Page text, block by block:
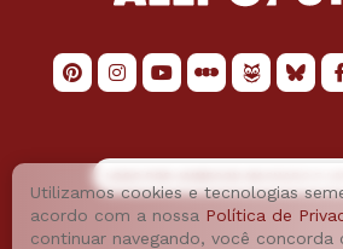
Utilizamos cookies e tecnologias
acordo com a nossa Política de
continuar navegando, você concorda